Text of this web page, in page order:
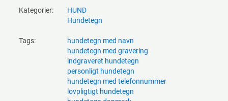
Kategorier:
HUND
Hundetegn
Tags:
hundetegn med navn
hundetegn med gravering
indgraveret hundetegn
personligt hundetegn
hundetegn med telefonnummer
lovpligtigt hundetegn